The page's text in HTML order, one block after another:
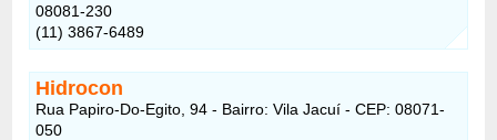
08081-230
(11) 3867-6489
Hidrocon
Rua Papiro-Do-Egito, 94 - Bairro: Vila Jacuí - CEP: 08071-
050